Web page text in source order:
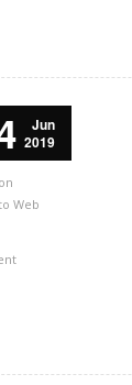
Jun
2019
Web